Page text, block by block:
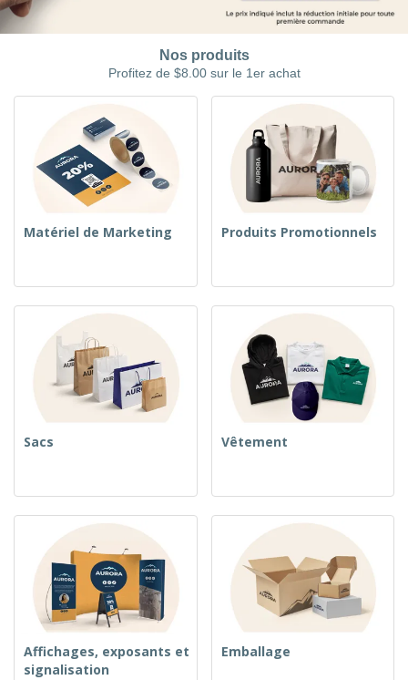
Nos produits
Profitez de $8.00 sur le 1er achat
Matériel de Marketing Produits Promotionnels
Sacs Vêtement
Affichages, exposants et
signalisation
Emballage